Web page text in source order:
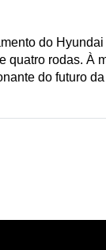
do
rodas. À
do futuro